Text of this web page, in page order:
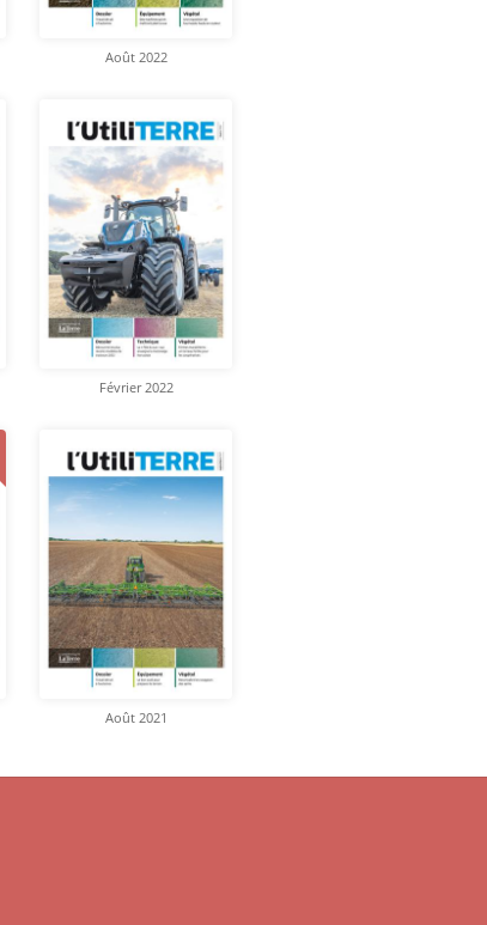
Août 2022
Février 2022
Août 2021